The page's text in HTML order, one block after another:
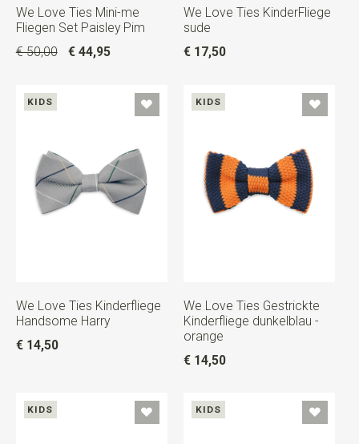
We Love Ties Mini-me
Fliegen Set Paisley Pim
€ 50,00
€ 44,95
We Love Ties KinderFliege
sude
€ 17,50
KIDS
We Love Ties Kinderfliege
Handsome Harry
€ 14,50
KIDS
We Love Ties Gestrickte
Kinderfliege dunkelblau -
orange
€ 14,50
KIDS KIDS